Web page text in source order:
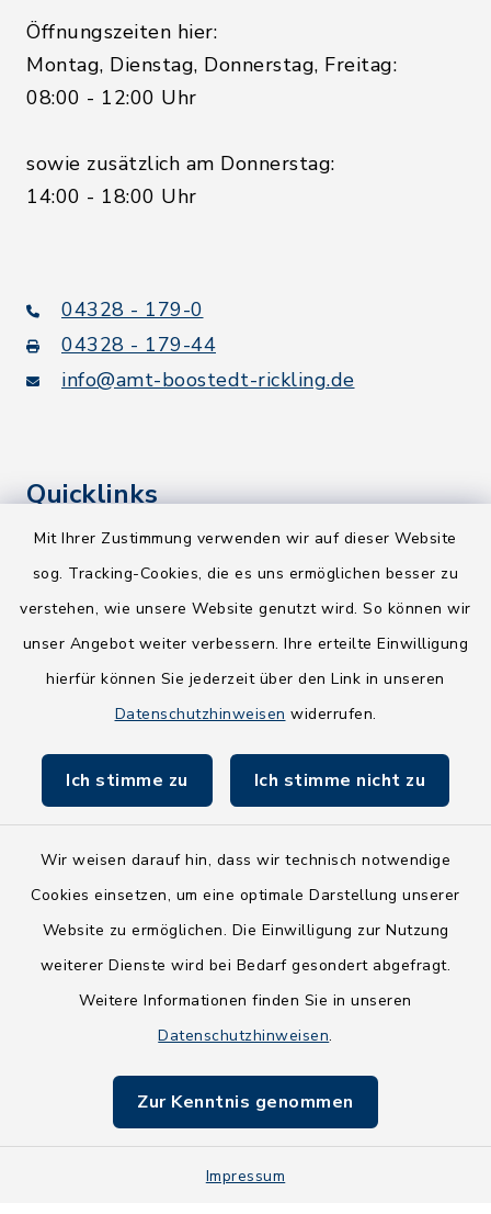
Mit Ihrer Zustimmung verwenden wir auf dieser Website
sog. Tracking-Cookies, die es uns ermöglichen besser zu
verstehen, wie unsere Website genutzt wird. So können wir
unser Angebot weiter verbessern. Ihre erteilte Einwilligung
hierfür können Sie jederzeit über den Link in unseren
Datenschutzhinweisen widerrufen.
Ich stimme zu Ich stimme nicht zu
Wir weisen darauf hin, dass wir technisch notwendige
Cookies einsetzen, um eine optimale Darstellung unserer
Website zu ermöglichen. Die Einwilligung zur Nutzung
weiterer Dienste wird bei Bedarf gesondert abgefragt.
Weitere Informationen finden Sie in unseren
Datenschutzhinweisen.
Zur Kenntnis genommen
Impressum
Öffnungszeiten hier:
Montag, Dienstag, Donnerstag, Freitag:
08:00 - 12:00 Uhr
sowie zusätzlich am Donnerstag:
14:00 - 18:00 Uhr
04328 - 179-0
04328 - 179-44
info@amt-boostedt-rickling.de
Quicklinks
Kreis Segeberg
NEU! Amtsbroschüre 2026
Holsteiner Auenland
Fundbüro
Barrierefreiheit
Impressum
Sitemap